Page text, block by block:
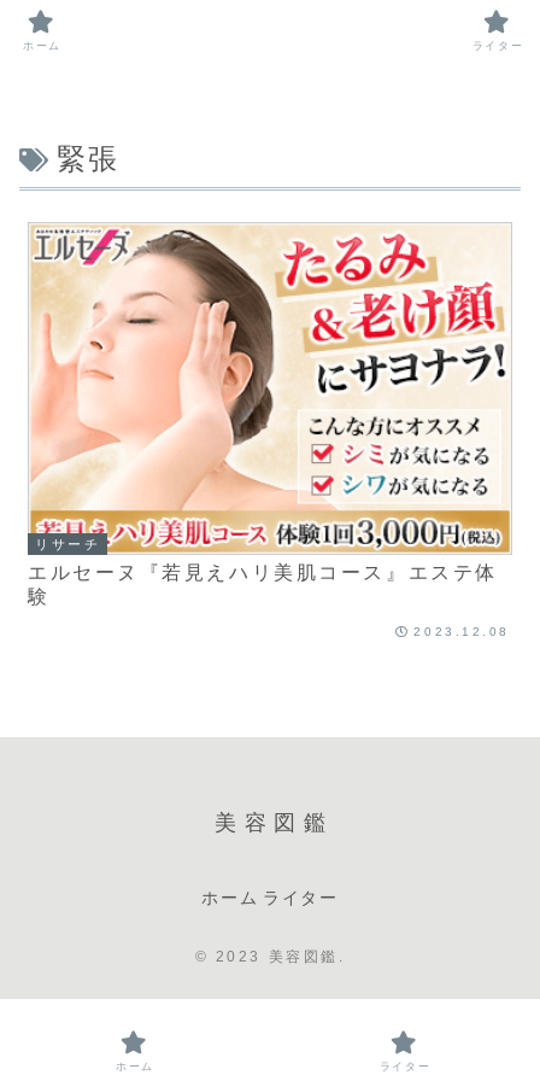
緊張
リサーチ
エルセーヌ『若見えハリ美肌コース』エステ体
験
2023.12.08
美容図鑑
ホーム ライター
© 2023 美容図鑑.
ホーム ライター
ホーム ライター